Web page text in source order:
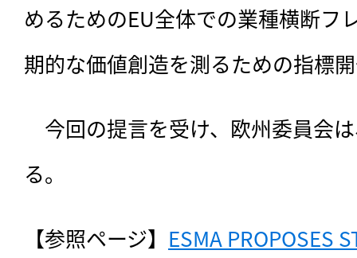
めるためのEU全体での業種横断フ
期的な価値創造を測るための指標
今回の提言を受け、欧州委員会
る。
【参照ページ】 ESMA PROPOSES